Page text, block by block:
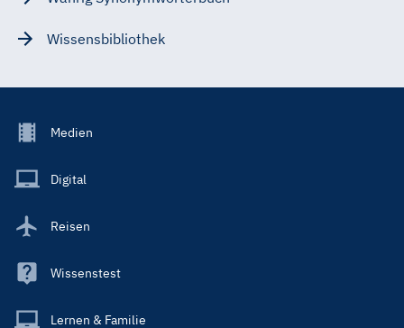
Wissensbibliothek
Footer
Main
Medien
Digital
Reisen
Wissenstest
Lernen & Familie